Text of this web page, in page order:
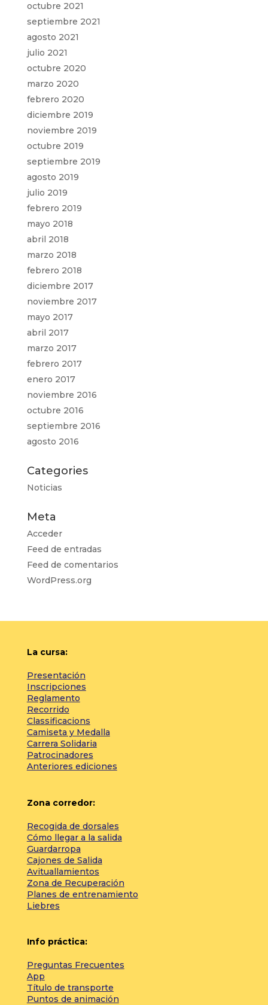
octubre 2021
septiembre 2021
agosto 2021
julio 2021
octubre 2020
marzo 2020
febrero 2020
diciembre 2019
noviembre 2019
octubre 2019
septiembre 2019
agosto 2019
julio 2019
febrero 2019
mayo 2018
abril 2018
marzo 2018
febrero 2018
diciembre 2017
noviembre 2017
mayo 2017
abril 2017
marzo 2017
febrero 2017
enero 2017
noviembre 2016
octubre 2016
septiembre 2016
agosto 2016
Categories
Noticias
Meta
Acceder
Feed de entradas
Feed de comentarios
WordPress.org
La cursa:
Presentación
Inscripciones
Reglamento
Recorrido
Classificacions
Camiseta y Medalla
Carrera Solidaria
Patrocinadores
Anteriores ediciones
Zona corredor:
Recogida de dorsales
Cómo llegar a la salida
Guardarropa
Cajones de Salida
Avituallamientos
Zona de Recuperación
Planes de entrenamiento
Liebres
Info práctica:
Preguntas Frecuentes
App
Título de transporte
Puntos de animación